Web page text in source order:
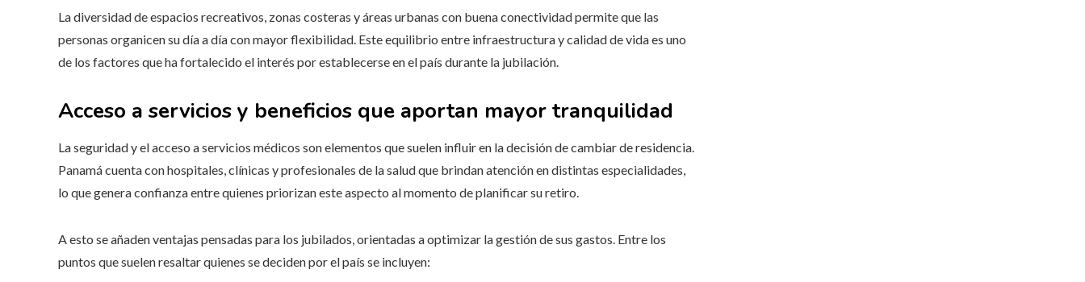
La diversidad de espacios recreativos, zonas costeras y áreas urbanas con buena conectividad permite que las
personas organicen su día a día con mayor flexibilidad. Este equilibrio entre infraestructura y calidad de vida es uno
de los factores que ha fortalecido el interés por establecerse en el país durante la jubilación.
Acceso a servicios y beneficios que aportan mayor tranquilidad
La seguridad y el acceso a servicios médicos son elementos que suelen influir en la decisión de cambiar de residencia.
Panamá cuenta con hospitales, clínicas y profesionales de la salud que brindan atención en distintas especialidades,
lo que genera confianza entre quienes priorizan este aspecto al momento de planificar su retiro.
A esto se añaden ventajas pensadas para los jubilados, orientadas a optimizar la gestión de sus gastos. Entre los
puntos que suelen resaltar quienes se deciden por el país se incluyen: